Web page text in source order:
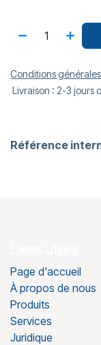
Conditions générales
Livraison : 2-3 jours
Référence
Page d'accueil
À propos de nous
Produits
Services
Juridique